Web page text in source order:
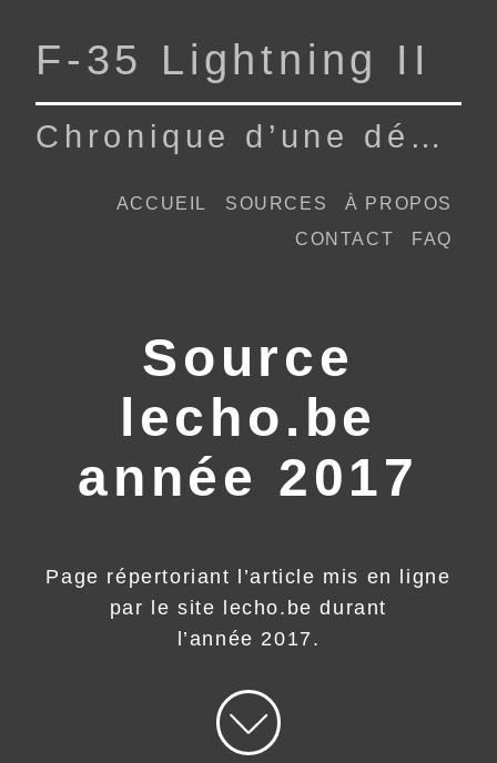
F‑35 Lightning II
Chronique d’une dépendance
ACCUEIL SOURCES
À PROPOS
CONTACT
FAQ
Source
lecho.be
année 2017
Page répertoriant l’article mis en ligne
par le site lecho.be durant
l’année 2017.